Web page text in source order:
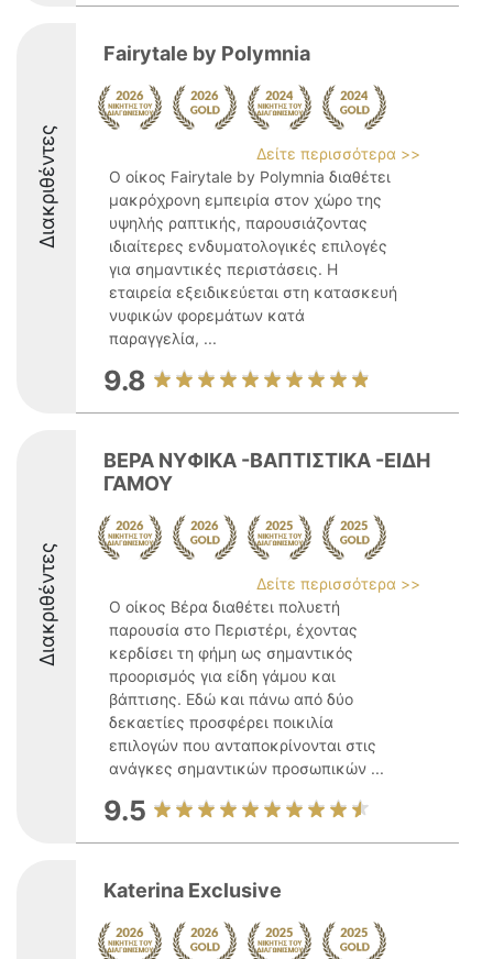
Διακριθέντες
Fairytale by Polymnia
Δείτε περισσότερα >>
Ο οίκος Fairytale by Polymnia διαθέτει
μακρόχρονη εμπειρία στον χώρο της
υψηλής ραπτικής, παρουσιάζοντας
ιδιαίτερες ενδυματολογικές επιλογές
για σημαντικές περιστάσεις. Η
εταιρεία εξειδικεύεται στη κατασκευή
νυφικών φορεμάτων κατά
παραγγελία, ...
9.8
Διακριθέντες
ΒΕΡΑ ΝΥΦΙΚΑ -ΒΑΠΤΙΣΤΙΚΑ -ΕΙΔΗ
ΓΑΜΟΥ
Δείτε περισσότερα >>
Ο οίκος Βέρα διαθέτει πολυετή
παρουσία στο Περιστέρι, έχοντας
κερδίσει τη φήμη ως σημαντικός
προορισμός για είδη γάμου και
βάπτισης. Εδώ και πάνω από δύο
δεκαετίες προσφέρει ποικιλία
επιλογών που ανταποκρίνονται στις
ανάγκες σημαντικών προσωπικών ...
9.5
Katerina Exclusive